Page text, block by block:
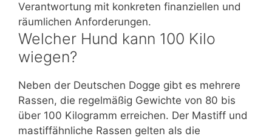
Verantwortung mit konkreten finanziellen und
räumlichen Anforderungen.
Welcher Hund kann 100 Kilo
wiegen?
Neben der Deutschen Dogge gibt es mehrere
Rassen, die regelmäßig Gewichte von 80 bis
über 100 Kilogramm erreichen. Der Mastiff und
mastiffähnliche Rassen gelten als die